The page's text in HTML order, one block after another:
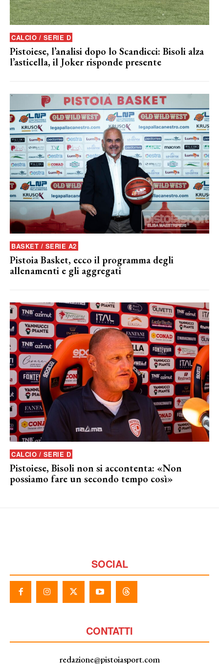
CALCIO / SERIE D
Pistoiese, l’analisi dopo lo Scandicci: Bisoli alza
l’asticella, il Joker risponde presente
BASKET / SERIE A2
Pistoia Basket, ecco il programma degli
allenamenti e gli aggregati
CALCIO / SERIE D
Pistoiese, Bisoli non si accontenta: «Non
possiamo fare un secondo tempo così»
SOCIAL
CONTATTI
redazione@pistoiasport.com